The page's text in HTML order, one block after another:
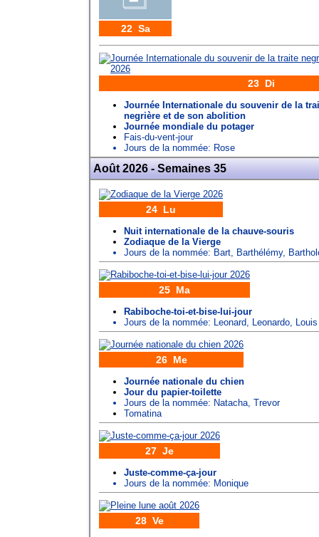
22 Sa
23 Di
Journée Internationale du souvenir de la
negrière et de son abolition
Journée mondiale du potager
Fais-du-vent-jour
Jours de la nommée: Rose
Août 2026 - Semaines 35
24 Lu
Nuit internationale de la chauve-souris
Zodiaque de la Vierge
Jours de la nommée: Bart, Barthélémy,
25 Ma
Rabiboche-toi-et-bise-lui-jour
Jours de la nommée: Leonard, Leonardo, Louis
26 Me
Journée nationale du chien
Jour du papier-toilette
Jours de la nommée: Natacha, Trevor
Tomatina
27 Je
Juste-comme-ça-jour
Jours de la nommée: Monique
28 Ve